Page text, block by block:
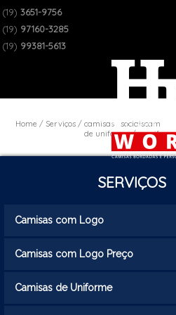
(19) 3651-9756
(19) 97160-3285
(19) 99381-5613
Home Serviços
camisas sociais
de uniforme
SERVIÇOS
Camisas com Logo
Camisas com Logo Preço
Camisas de Uniforme